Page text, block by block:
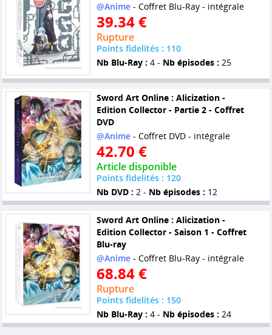
@Anime- Coffret Blu-Ray - intégrale
39.34 €
Rupture
Points fidelités : 110
Nb Blu-Ray : 4 - Nb épisodes : 25
Sword Art Online : Alicization -
Edition Collector - Partie 2 - Coffret
DVD
@Anime- Coffret DVD - intégrale
42.70 €
Article disponible
Points fidelités : 120
Nb DVD : 2 - Nb épisodes : 12
Sword Art Online : Alicization -
Edition Collector - Saison 1 - Coffret
Blu-ray
@Anime- Coffret Blu-Ray - intégrale
68.84 €
Rupture
Points fidelités : 150
Nb Blu-Ray : 4 - Nb épisodes : 24